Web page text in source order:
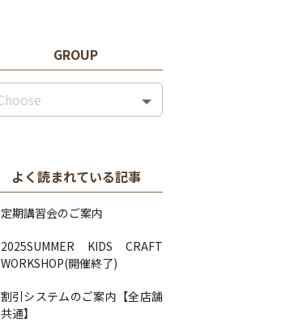
GROUP
よく読まれている記事
定期講習会のご案内
2025SUMMER KIDS CRAFT
WORKSHOP(開催終了)
割引システムのご案内【全店舗
共通】